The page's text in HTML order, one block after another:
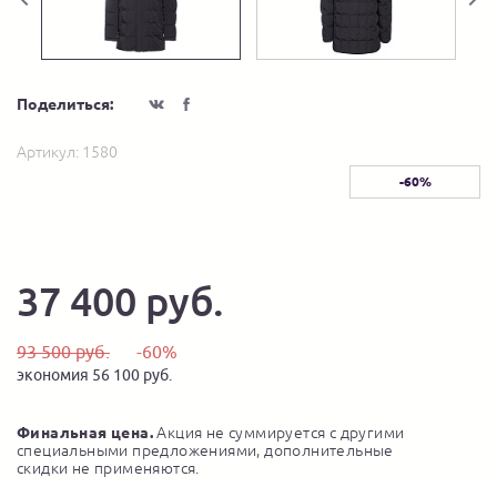
Поделиться:
Артикул: 1580
-60%
37 400 руб.
93 500 руб. -60%
экономия 56 100 руб.
Финальная цена.Акция не суммируется с другими
специальными предложениями, дополнительные
скидки не применяются.